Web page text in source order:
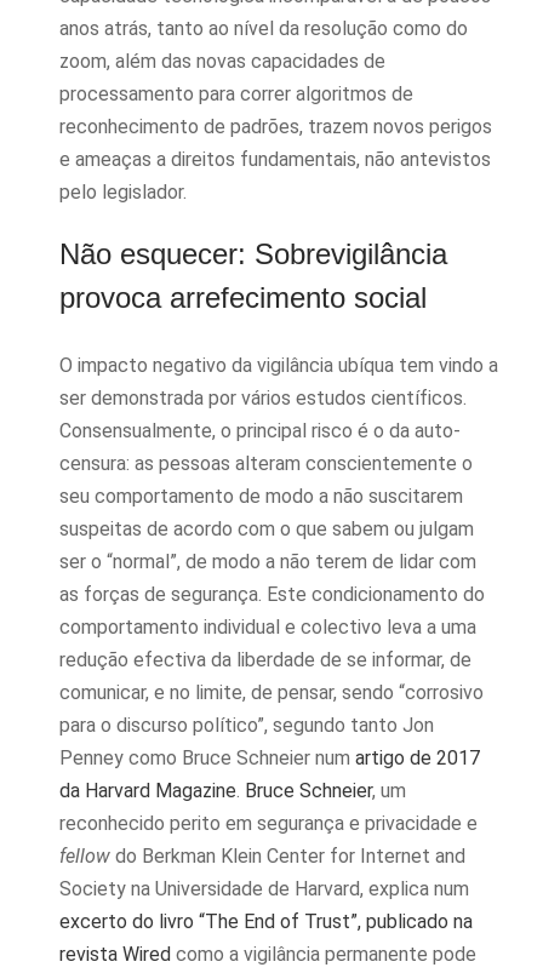
anos atrás, tanto ao nível da resolução como do
zoom, além das novas capacidades de
processamento para correr algoritmos de
reconhecimento de padrões, trazem novos perigos
e ameaças a direitos fundamentais, não antevistos
pelo legislador.
Não esquecer: Sobrevigilância
provoca arrefecimento social
O impacto negativo da vigilância ubíqua tem vindo a
ser demonstrada por vários estudos científicos.
Consensualmente, o principal risco é o da auto-
censura: as pessoas alteram conscientemente o
seu comportamento de modo a não suscitarem
suspeitas de acordo com o que sabem ou julgam
ser o “normal”, de modo a não terem de lidar com
as forças de segurança. Este condicionamento do
comportamento individual e colectivo leva a uma
redução efectiva da liberdade de se informar, de
comunicar, e no limite, de pensar, sendo “corrosivo
para o discurso político”, segundo tanto Jon
Penney como Bruce Schneier num artigo de 2017
da Harvard Magazine Bruce Schneier, um
reconhecido perito em segurança e privacidade e
fellow do Berkman Klein Center for Internet and
Society na Universidade de Harvard, explica num
excerto do livro “The End of Trust”, publicado na
revista Wired como a vigilância permanente pode